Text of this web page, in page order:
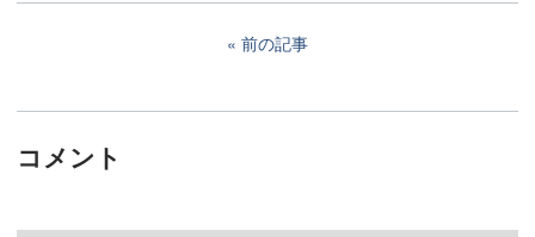
前の記事
コメント